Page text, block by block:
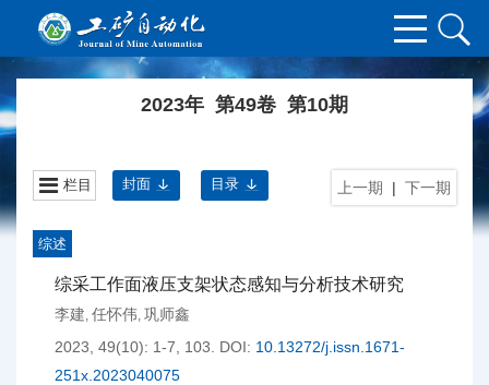
2023年 第49卷 第10期
上一期 | 下一期
栏目 封面 目录
综述
综采工作面液压支架状态感知与分析技术研究
李建, 任怀伟, 巩师鑫
2023, 49(10): 1-7, 103.
DOI: 10.13272/j.issn.1671-
251x.2023040075